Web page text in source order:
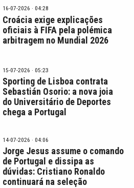
16-07-2026 · 04:28
Croácia exige explicações
oficiais à FIFA pela polémica
arbitragem no Mundial 2026
15-07-2026 · 05:23
Sporting de Lisboa contrata
Sebastián Osorio: a nova joia
do Universitário de Deportes
chega a Portugal
14-07-2026 · 04:06
Jorge Jesus assume o comando
de Portugal e dissipa as
dúvidas: Cristiano Ronaldo
continuará na seleção